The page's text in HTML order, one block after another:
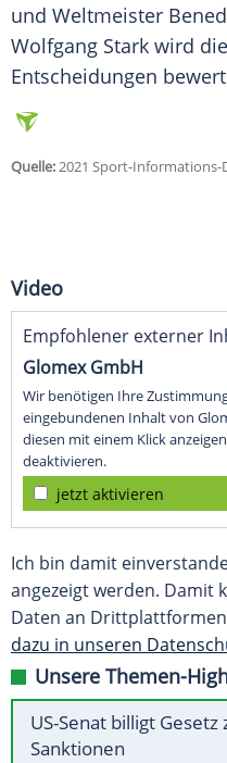
und Weltmeister
Wolfgang Stark wird
Entscheidungen
Quelle:2021 Sport-Informations-
Video
Empfohlener externer
Glomex GmbH
Wir benötigen Ihre
eingebundenen Inhalt von
diesen mit einem Klick
deaktivieren.
jetzt aktivieren
Ich bin damit
angezeigt werden. Damit
Daten an
dazu in unseren
Unsere Themen-
US-Senat billigt
Sanktionen